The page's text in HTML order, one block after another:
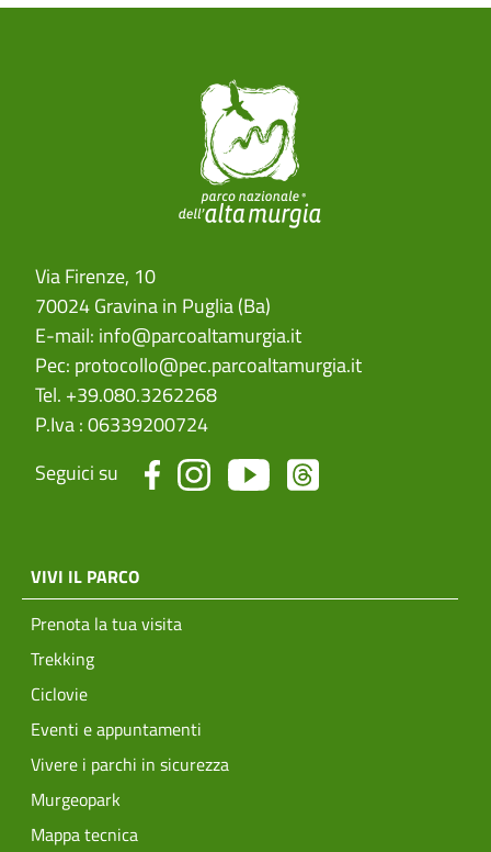
Via Firenze, 10
70024 Gravina in Puglia (Ba)
E-mail: info@parcoaltamurgia.it
Pec: protocollo@pec.parcoaltamurgia.it
Tel. +39.080.3262268
P.Iva : 06339200724
Seguici su
menu top footer
VIVI IL PARCO
Prenota la tua visita
Trekking
Ciclovie
Eventi e appuntamenti
Vivere i parchi in sicurezza
Murgeopark
Mappa tecnica